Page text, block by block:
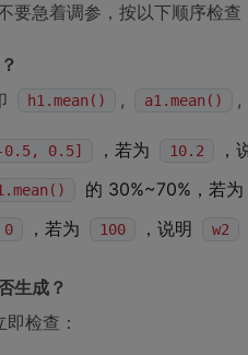
要急着调参，按以下顺序检查
h1.mean() , a1.mean() ,
0.5, 0.5] ，若为 10.2 ，
的 30%~70%，若为
0 ，若为 100 ，说明 w2
生成？
即检查：